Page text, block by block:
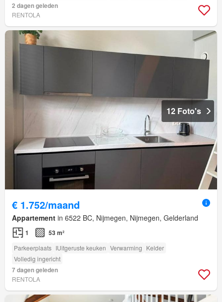
2 dagen geleden
RENTOLA
12 Foto's
€ 1.752/maand
Appartement in 6522 BC, Nijmegen, Nijmegen, Gelderland
1 53 m²
Parkeerplaats IUitgeruste keuken Verwarming Kelder
Volledig ingericht
7 dagen geleden
RENTOLA